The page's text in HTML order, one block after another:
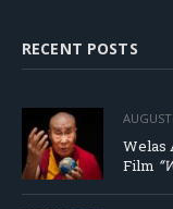
RECENT POSTS
Welas
Film